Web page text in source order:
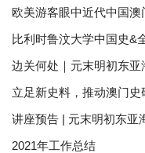
欧美游客眼中近代中国澳
比利时鲁汶大学中国史&
边关何处｜元末明初东
立足新史料，推动澳门
讲座预告 | 元末明初东亚
2021年工作总结